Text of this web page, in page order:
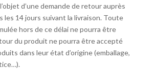
d’une demande de retour auprès
les 14 jours suivant la livraison. Toute
hors de ce délai ne pourra être
du produit ne pourra être accepté
dans leur état d’origine (emballage,